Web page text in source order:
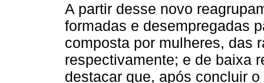
A partir desse novo
formadas e desempregadas
composta por mulheres, das
respectivamente; e de baixa
destacar que, após concluir